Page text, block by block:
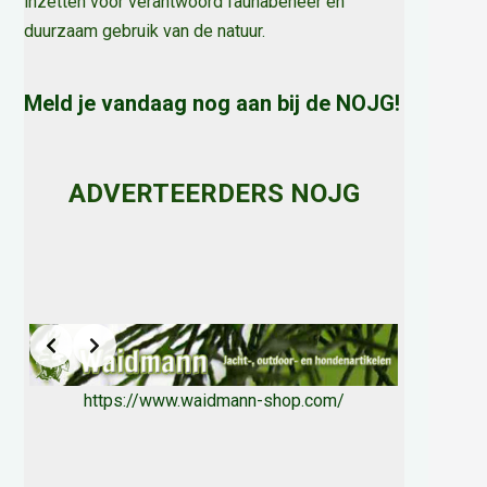
duurzaam gebruik van de natuur.
Meld je vandaag nog aan bij de NOJG!
ADVERTEERDERS NOJG
https://www.waidmann-shop.com/